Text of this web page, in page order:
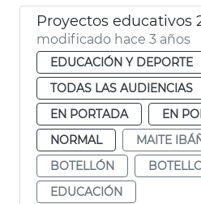
Proyectos educativos
modificado hace 3 años
EDUCACIÓN Y DEPORTE
TODAS LAS AUDIENCIAS
EN PORTADA
EN
NORMAL
MAITE
BOTELLÓN
EDUCACIÓN